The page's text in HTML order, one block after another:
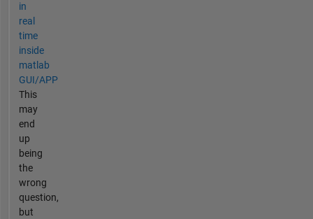
in
real
time
inside
matlab
GUI/APP
This
may
end
up
being
the
wrong
question,
but